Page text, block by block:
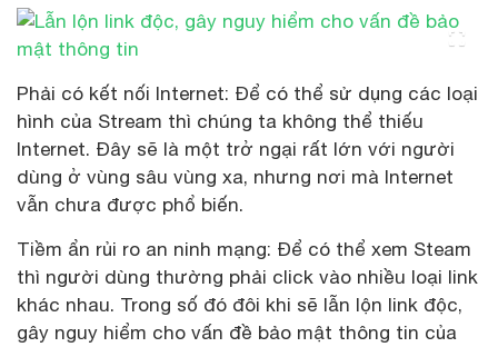
Phải có kết nối Internet: Để có thể sử dụng các loại
hình của Stream thì chúng ta không thể thiếu
Internet. Đây sẽ là một trở ngại rất lớn với người
dùng ở vùng sâu vùng xa, nhưng nơi mà Internet
vẫn chưa được phổ biến.
Tiềm ẩn rủi ro an ninh mạng: Để có thể xem Steam
thì người dùng thường phải click vào nhiều loại link
khác nhau. Trong số đó đôi khi sẽ lẫn lộn link độc,
gây nguy hiểm cho vấn đề bảo mật thông tin của